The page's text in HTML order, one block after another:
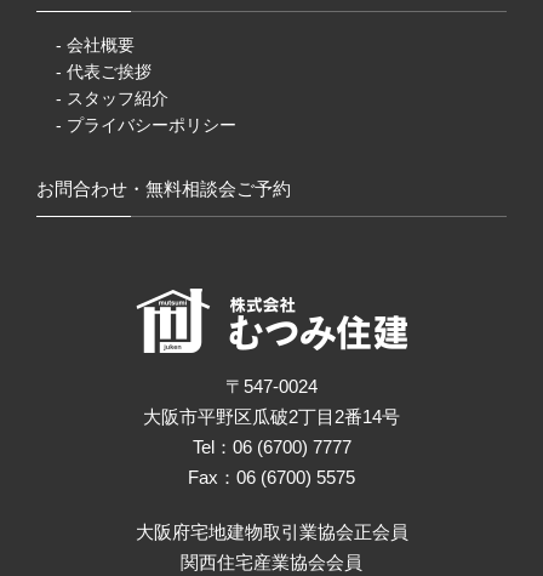
- 会社概要
- 代表ご挨拶
- スタッフ紹介
- プライバシーポリシー
お問合わせ・無料相談会ご予約
〒547-0024
大阪市平野区瓜破2丁目2番14号
Tel：06 (6700) 7777
Fax：06 (6700) 5575
大阪府宅地建物取引業協会正会員
関西住宅産業協会会員